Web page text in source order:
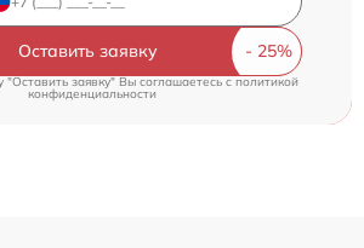
Оставить заявку
"Оставить заявку" Вы соглашаетесь cполитикой
конфиденциальности